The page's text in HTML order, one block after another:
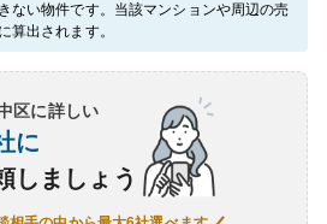
ない物件です。当該マンションや周辺の売
算出されます。
区に詳しい
に
しましょう